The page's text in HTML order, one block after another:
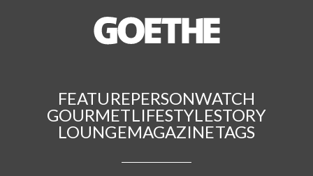
FEATUREPERSONWATCH
GOURMETLIFESTYLESTORY
LOUNGEMAGAZINETAGS